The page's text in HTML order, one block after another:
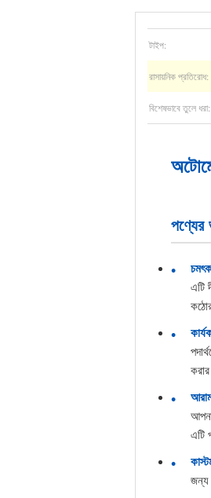
টাইপ:
রাসায়নিক প্রতিরোধ:
বিশেষভাবে তুলে ধরা:
পণ্যের
এটি
এটি
জন্য